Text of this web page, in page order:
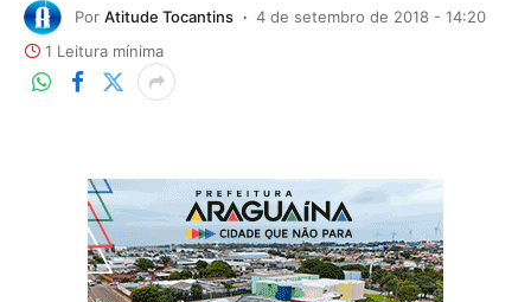
Por Atitude Tocantins
4 de setembro de 2018 - 14:20
1 Leitura mínima